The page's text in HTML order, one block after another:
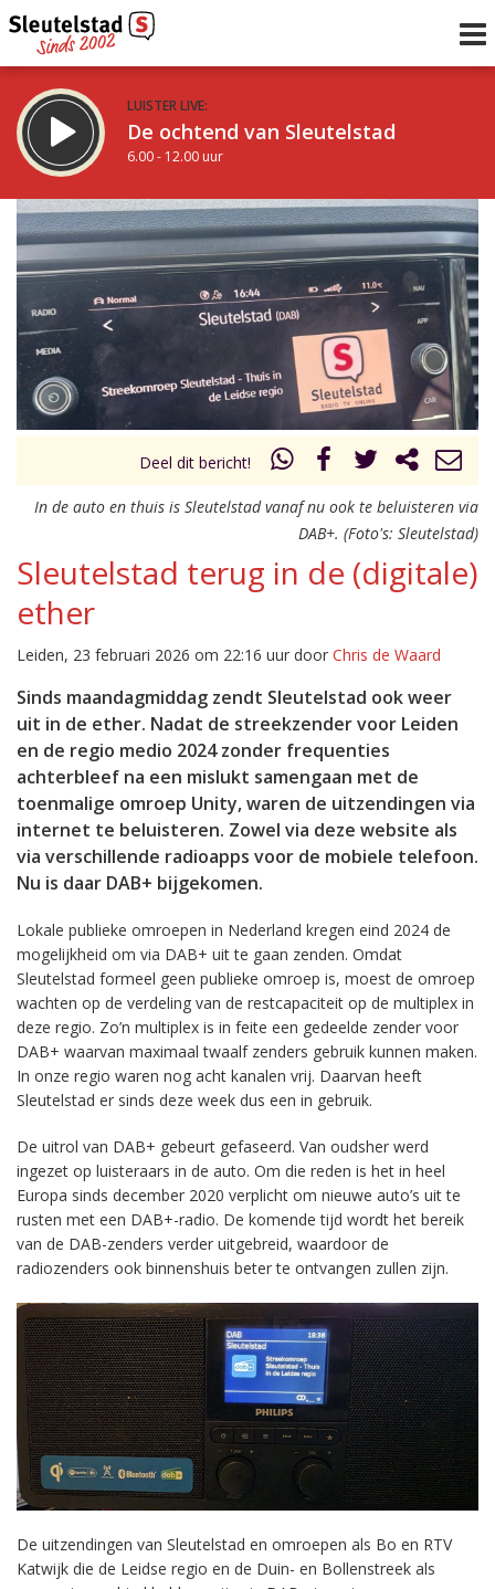
LUISTER LIVE:
De ochtend van Sleutelstad
6.00 - 12.00 uur
STRAKS:
De middag van Sleutelstad
12.00 - 19.00 uur
Vorig uur
uur 1 van 0 Volgend uur
Deel dit bericht!
In de auto en thuis is Sleutelstad vanaf nu ook te beluisteren via
DAB+. (Foto's: Sleutelstad)
Sleutelstad terug in de (digitale)
ether
Leiden, 23 februari 2026 om 22:16 uur door Chris de Waard
Sinds maandagmiddag zendt Sleutelstad ook weer
uit in de ether. Nadat de streekzender voor Leiden
en de regio medio 2024 zonder frequenties
achterbleef na een mislukt samengaan met de
toenmalige omroep Unity, waren de uitzendingen via
internet te beluisteren. Zowel via deze website als
via verschillende radioapps voor de mobiele telefoon.
Nu is daar DAB+ bijgekomen.
Lokale publieke omroepen in Nederland kregen eind 2024 de
mogelijkheid om via DAB+ uit te gaan zenden. Omdat
Sleutelstad formeel geen publieke omroep is, moest de omroep
wachten op de verdeling van de restcapaciteit op de multiplex in
deze regio. Zo’n multiplex is in feite een gedeelde zender voor
DAB+ waarvan maximaal twaalf zenders gebruik kunnen maken.
In onze regio waren nog acht kanalen vrij. Daarvan heeft
Sleutelstad er sinds deze week dus een in gebruik.
De uitrol van DAB+ gebeurt gefaseerd. Van oudsher werd
ingezet op luisteraars in de auto. Om die reden is het in heel
Europa sinds december 2020 verplicht om nieuwe auto’s uit te
rusten met een DAB+-radio. De komende tijd wordt het bereik
van de DAB-zenders verder uitgebreid, waardoor de
radiozenders ook binnenshuis beter te ontvangen zullen zijn.
De uitzendingen van Sleutelstad en omroepen als Bo en RTV
Katwijk die de Leidse regio en de Duin- en Bollenstreek als